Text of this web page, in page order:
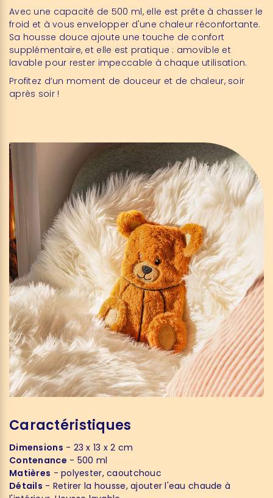
Avec une capacité de 500 ml, elle est prête à chasser le
froid et à vous envelopper d'une chaleur réconfortante.
Sa housse douce ajoute une touche de confort
supplémentaire, et elle est pratique : amovible et
lavable pour rester impeccable à chaque utilisation.
Profitez d’un moment de douceur et de chaleur, soir
après soir !
Caractéristiques
Dimensions - 23 x 13 x 2 cm
Contenance - 500 ml
Matières - polyester, caoutchouc
Détails - Retirer la housse, ajouter l'eau chaude à